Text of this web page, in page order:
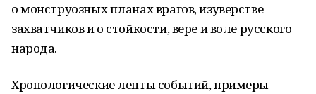
о монструозных планах врагов, изуверстве
захватчиков и о стойкости, вере и воле русского
народа.
Хронологические ленты событий, примеры